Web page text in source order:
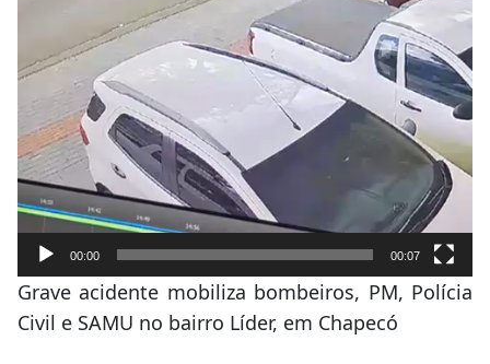
00:00 00:07
Grave acidente mobiliza bombeiros, PM, Polícia
Civil e SAMU no bairro Líder, em Chapecó